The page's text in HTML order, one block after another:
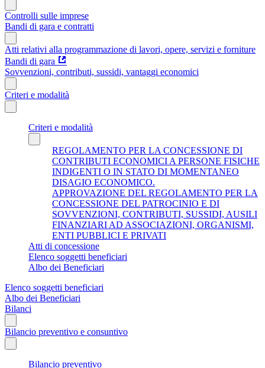
Controlli sulle imprese
Bandi di gara e contratti
Atti relativi alla programmazione di lavori, opere, servizi e forniture
Bandi di gara
Sovvenzioni, contributi, sussidi, vantaggi economici
Criteri e modalità
Criteri e modalità
REGOLAMENTO PER LA CONCESSIONE DI
CONTRIBUTI ECONOMICI A PERSONE FISICHE
INDIGENTI O IN STATO DI MOMENTANEO
DISAGIO ECONOMICO.
APPROVAZIONE DEL REGOLAMENTO PER LA
CONCESSIONE DEL PATROCINIO E DI
SOVVENZIONI, CONTRIBUTI, SUSSIDI, AUSILI
FINANZIARI AD ASSOCIAZIONI, ORGANISMI,
ENTI PUBBLICI E PRIVATI
Atti di concessione
Elenco soggetti beneficiari
Albo dei Beneficiari
Elenco soggetti beneficiari
Albo dei Beneficiari
Bilanci
Bilancio preventivo e consuntivo
Bilancio preventivo